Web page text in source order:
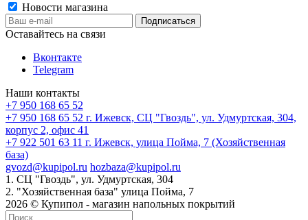
Новости магазина
Оставайтесь на связи
Вконтакте
Telegram
Наши контакты
+7 950 168 65 52
+7 950 168 65 52 г. Ижевск, СЦ "Гвоздь", ул. Удмуртская, 304,
корпус 2, офис 41
+7 922 501 63 11 г. Ижевск, улица Пойма, 7 (Хозяйственная
база)
gvozd@kupipol.ru hozbaza@kupipol.ru
1. СЦ "Гвоздь", ул. Удмуртская, 304
2. "Хозяйственная база" улица Пойма, 7
2026 © Купипол - магазин напольных покрытий